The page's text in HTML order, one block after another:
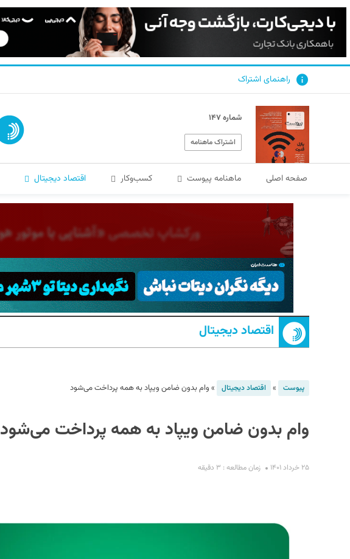
راهنمای اشتراک
شماره ۱۴۷
اشتراک ماهنامه
صفحه اصلی ماهنامه پیوست کسب‌و‌کار اقتصاد دیجیتال
اقتصاد دیجیتال
پیوست » اقتصاد دیجیتال » وام بدون ضامن ویپاد به همه پرداخت می‌شود
وام بدون ضامن ویپاد به همه پرداخت می‌شود
۲۵ خرداد ۱۴۰۱ زمان مطالعه : ۳ دقیقه